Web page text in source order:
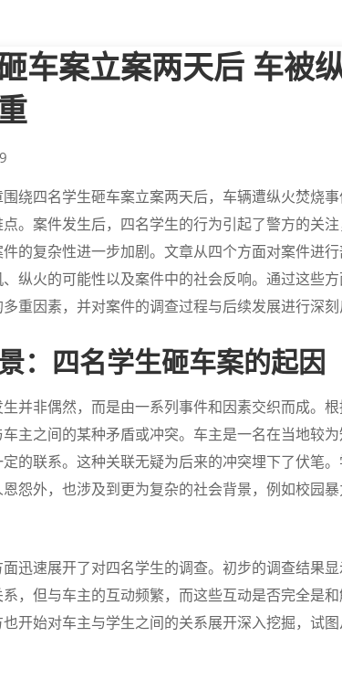
车案立案两天后 车被
绕四名学生砸车案立案两天后，车辆遭纵火焚烧
。案件发生后，四名学生的行为引起了警方的关
的复杂性进一步加剧。文章从四个方面对案件进
纵火的可能性以及案件中的社会反响。通过这些
重因素，并对案件的调查过程与后续发展进行深刻
：四名学生砸车案的起因
并非偶然，而是由一系列事件和因素交织而成。
主之间的某种矛盾或冲突。车主是一名在当地较
的联系。这种关联无疑为后来的冲突埋下了伏笔。
怨外，也涉及到更为复杂的社会背景，例如校园
迅速展开了对四名学生的调查。初步的调查结果
，但与车主的互动频繁，而这些互动是否完全是
开始对车主与学生之间的关系展开深入挖掘，试